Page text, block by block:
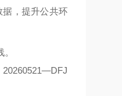
据，提升公共环
20260521—DFJ